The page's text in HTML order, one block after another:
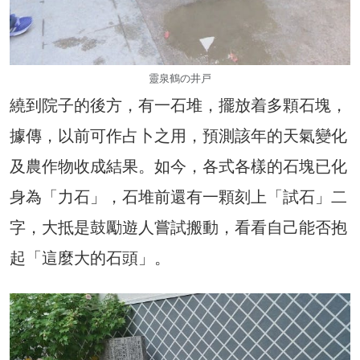
靈泉鶴の井戸
繞到院子的後方，有一石堆，擺放着多顆石塊，
據傳，以前可作占卜之用，預測該年的天氣變化
及農作物收成結果。如今，各式各樣的石塊已化
身為「力石」，石堆前還有一顆刻上「試石」二
字，大抵是鼓勵遊人嘗試搬動，看看自己能否抱
起「這麼大的石頭」。